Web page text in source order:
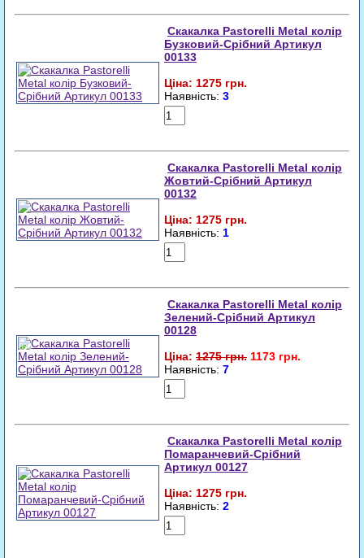
Скакалка Pastorelli Metal колір
Бузковий-Срібний Артикул
00133
Ціна: 1275 грн.
Наявність: 3
Скакалка Pastorelli Metal колір
Жовтий-Срібний Артикул
00132
Ціна: 1275 грн.
Наявність: 1
8%
Скакалка Pastorelli Metal колір
Зелений-Срібний Артикул
00128
Ціна: 1275 грн. 1173 грн.
Наявність: 7
Скакалка Pastorelli Metal колір
Помаранчевий-Срібний
Артикул 00127
Ціна: 1275 грн.
Наявність: 2